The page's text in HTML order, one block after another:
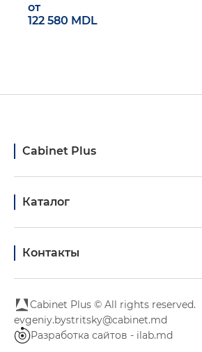
от
122 580 MDL
Cabinet Plus
Каталог
Контакты
Cabinet Plus © All rights reserved.
evgeniy.bystritsky@cabinet.md
Разработка сайтов - ilab.md